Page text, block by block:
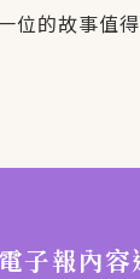
位的故事值
子報內容